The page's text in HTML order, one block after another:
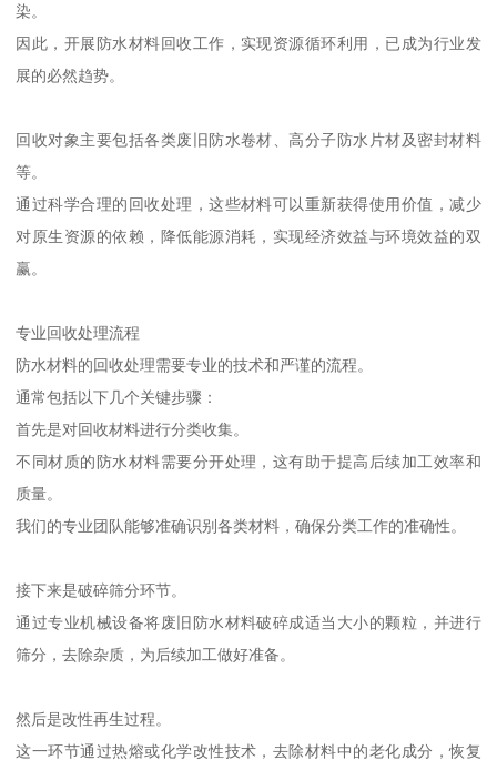
染。
因此，开展防水材料回收工作，实现资源循环利用，已成为行业发
展的必然趋势。
回收对象主要包括各类废旧防水卷材、高分子防水片材及密封材料
等。
通过科学合理的回收处理，这些材料可以重新获得使用价值，减少
对原生资源的依赖，降低能源消耗，实现经济效益与环境效益的双
赢。
专业回收处理流程
防水材料的回收处理需要专业的技术和严谨的流程。
通常包括以下几个关键步骤：
首先是对回收材料进行分类收集。
不同材质的防水材料需要分开处理，这有助于提高后续加工效率和
质量。
我们的专业团队能够准确识别各类材料，确保分类工作的准确性。
接下来是破碎筛分环节。
通过专业机械设备将废旧防水材料破碎成适当大小的颗粒，并进行
筛分，去除杂质，为后续加工做好准备。
然后是改性再生过程。
这一环节通过热熔或化学改性技术，去除材料中的老化成分，恢复